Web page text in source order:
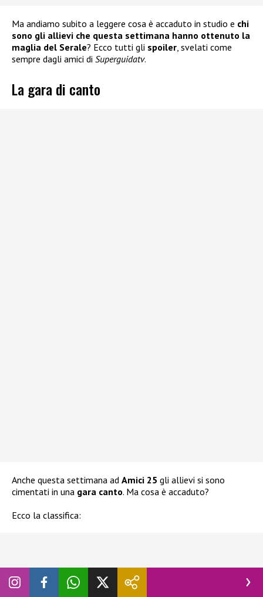
Ma andiamo subito a leggere cosa è accaduto in studio e chi
sono gli allievi che questa settimana hanno ottenuto la
maglia del Serale? Ecco tutti gli spoiler, svelati come
sempre dagli amici di Superguidatv.
La gara di canto
Anche questa settimana ad Amici 25 gli allievi si sono
cimentati in una gara canto. Ma cosa è accaduto?
Ecco la classifica: